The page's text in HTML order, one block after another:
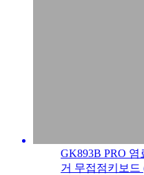
GK893B PRO
거 무접점키보드